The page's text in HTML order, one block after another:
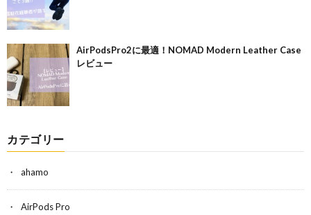
AirPodsPro2に最適！NOMAD Modern Leather Case
レビュー
カテゴリー
ahamo
AirPods Pro